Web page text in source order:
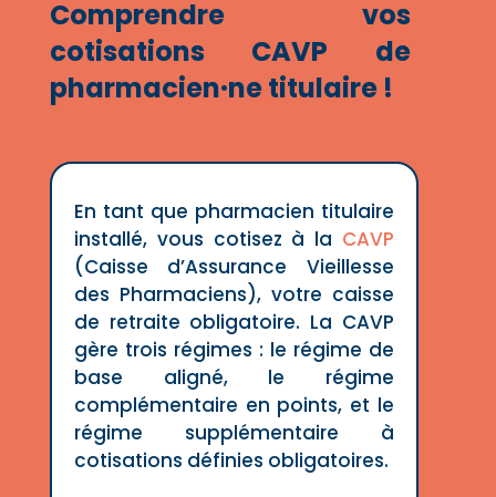
Comprendre vos
cotisations CAVP de
pharmacien·ne titulaire !
En tant que pharmacien titulaire
installé, vous cotisez à la CAVP
(Caisse d’Assurance Vieillesse
des Pharmaciens), votre caisse
de retraite obligatoire. La CAVP
gère trois régimes : le régime de
base aligné, le régime
complémentaire en points, et le
régime supplémentaire à
cotisations définies obligatoires.